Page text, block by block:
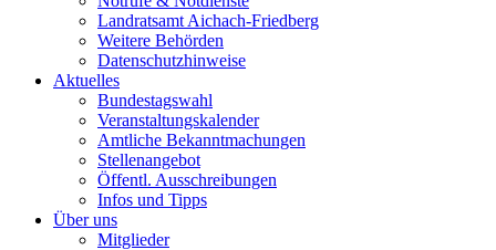
Landratsamt Aichach-Friedberg
Weitere Behörden
Datenschutzhinweise
Aktuelles
Bundestagswahl
Veranstaltungskalender
Amtliche Bekanntmachungen
Stellenangebot
Öffentl. Ausschreibungen
Infos und Tipps
Über uns
Mitglieder